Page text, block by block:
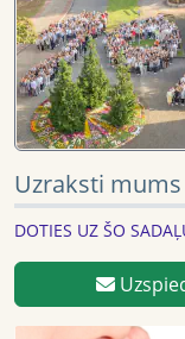
Uzraksti mums
DOTIES UZ ŠO